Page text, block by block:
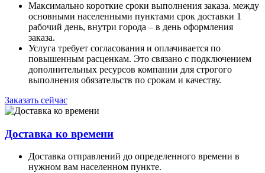
Максимально короткие сроки выполнения заказа. между
основными населенными пунктами срок доставки 1
рабочий день, внутри города – в день оформления
заказа.
Услуга требует согласования и оплачивается по
повышенным расценкам. Это связано с подключением
дополнительных ресурсов компании для строгого
выполнения обязательств по срокам и качеству.
Заказать сейчас
Доставка ко времени
Доставка отправлений до определенного времени в
нужном вам населенном пункте.